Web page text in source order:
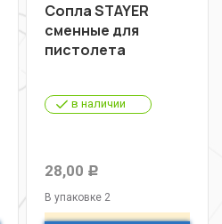
Сопла STAYER
сменные для
пистолета
в наличии
28,00 Р
В упаковке 2